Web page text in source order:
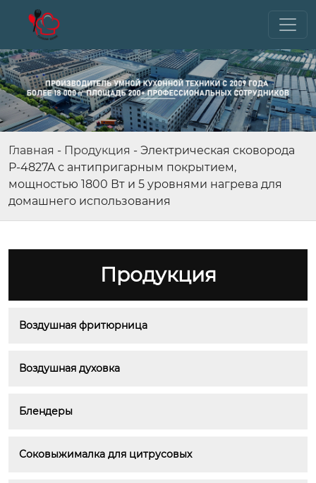
Главная - Продукция - Электрическая сковорода
P-4827A с антипригарным покрытием,
мощностью 1800 Вт и 5 уровнями нагрева для
домашнего использования
Продукция
Воздушная фритюрница
Воздушная духовка
Блендеры
Соковыжималка для цитрусовых